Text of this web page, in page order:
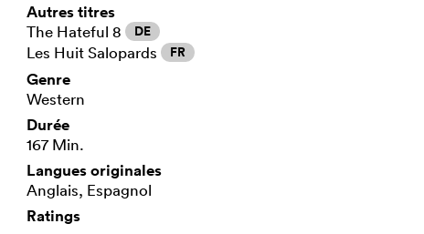
Autres titres
The Hateful 8 DE
Les Huit Salopards FR
Genre
Western
Durée
167 Min.
Langues originales
Anglais, Espagnol
Ratings